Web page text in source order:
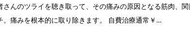
さんのツライを聴き取って、その痛みの原因となる筋肉、関
。痛みを根本的に取り除きます。 自費治療通常￥…